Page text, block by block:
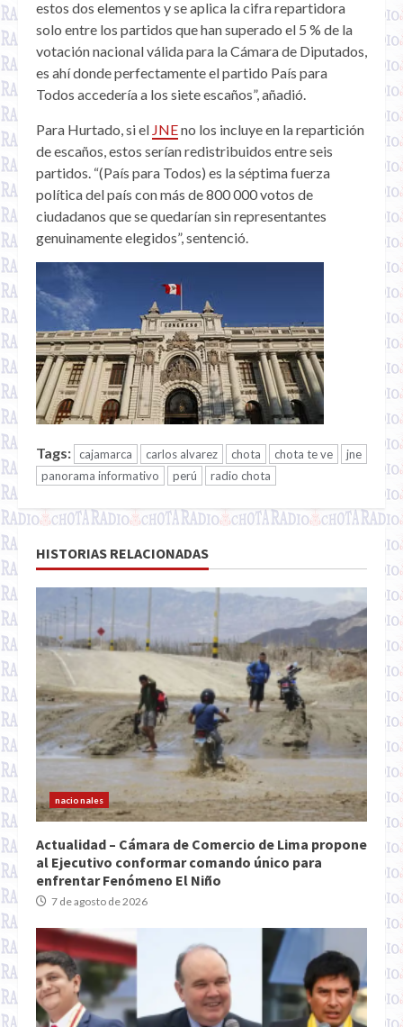
estos dos elementos y se aplica la cifra repartidora
solo entre los partidos que han superado el 5 % de la
votación nacional válida para la Cámara de Diputados,
es ahí donde perfectamente el partido País para
Todos accedería a los siete escaños”, añadió.
Para Hurtado, si el JNEno los incluye en la repartición
de escaños, estos serían redistribuidos entre seis
partidos. “(País para Todos) es la séptima fuerza
política del país con más de 800 000 votos de
ciudadanos que se quedarían sin representantes
genuinamente elegidos”, sentenció.
Tags: cajamarca carlos alvarez chota chota te ve
jne
panorama informativo
perú radio chota
HISTORIAS RELACIONADAS
nacionales
Actualidad – Cámara de Comercio de Lima propone
al Ejecutivo conformar comando único para
enfrentar Fenómeno El Niño
7 de agosto de 2026